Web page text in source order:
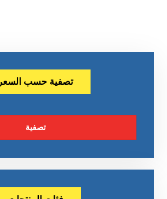
تصفية حسب السعر
تصفية